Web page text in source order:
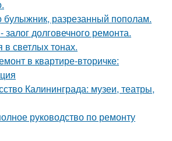
булыжник, разрезанный пополам.
залог долговечного ремонта.
в светлых тонах.
в квартире-вторичке:
Калининграда: музеи, театры,
руководство по ремонту